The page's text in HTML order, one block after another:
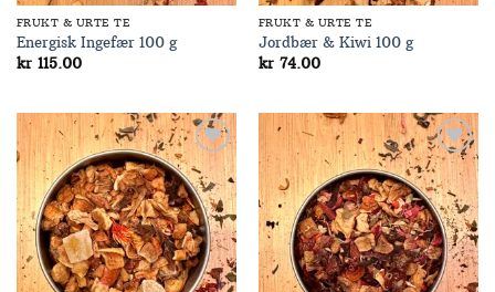
FRUKT & URTE TE
Energisk Ingefær 100 g
kr115.00
FRUKT & URTE TE
Jordbær & Kiwi 100 g
kr74.00
Add to
Wishlist
Add to
Wishlist